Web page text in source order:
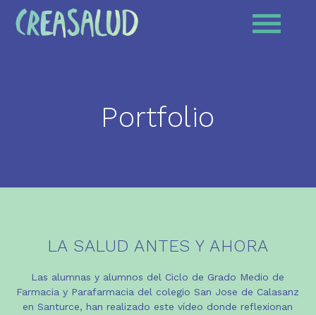
Portfolio
LA SALUD ANTES Y AHORA
Las alumnas y alumnos del Ciclo de Grado Medio de
Farmacia y Parafarmacia del colegio San Jose de Calasanz
en Santurce, han realizado este vídeo donde reflexionan